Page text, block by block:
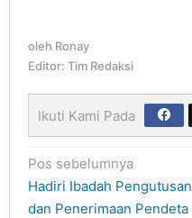
oleh Ronay
Editor: Tim Redaksi
Ikuti Kami Pada
Navigasi
pos
Pos sebelumnya
Hadiri Ibadah Pengutusan
dan Penerimaan Pendeta